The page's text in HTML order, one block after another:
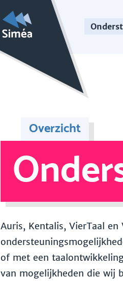
Overzicht
Auris, Kentalis, VierTaal
of met een
van mogelijkheden die wij